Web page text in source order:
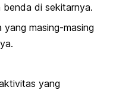
benda di sekitarnya.
yang masing-masing
yang